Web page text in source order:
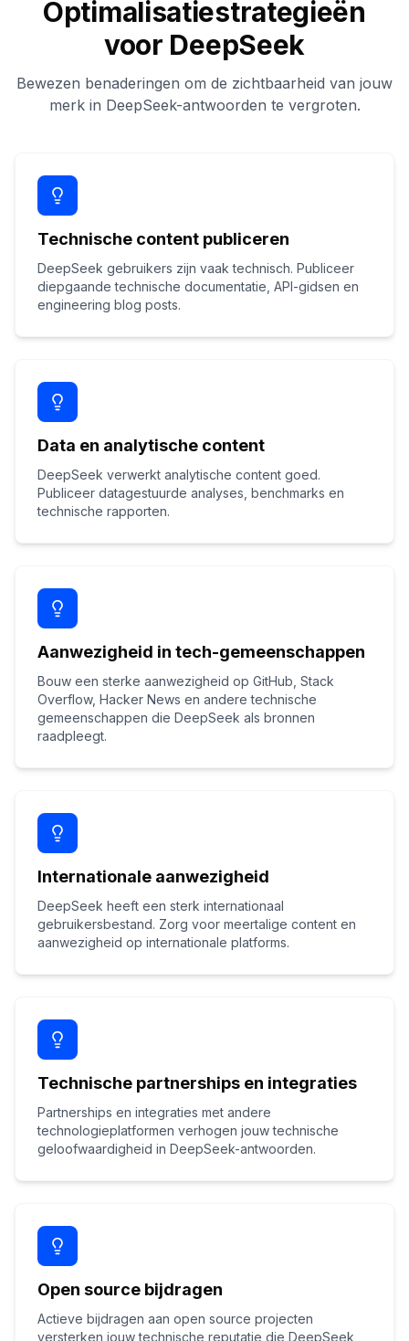
Optimalisatiestrategieën
voor DeepSeek
Bewezen benaderingen om de zichtbaarheid van jouw
merk in DeepSeek-antwoorden te vergroten.
Technische content publiceren
DeepSeek gebruikers zijn vaak technisch. Publiceer
diepgaande technische documentatie, API-gidsen en
engineering blog posts.
Data en analytische content
DeepSeek verwerkt analytische content goed.
Publiceer datagestuurde analyses, benchmarks en
technische rapporten.
Aanwezigheid in tech-gemeenschappen
Bouw een sterke aanwezigheid op GitHub, Stack
Overflow, Hacker News en andere technische
gemeenschappen die DeepSeek als bronnen
raadpleegt.
Internationale aanwezigheid
DeepSeek heeft een sterk internationaal
gebruikersbestand. Zorg voor meertalige content en
aanwezigheid op internationale platforms.
Technische partnerships en integraties
Partnerships en integraties met andere
technologieplatformen verhogen jouw technische
geloofwaardigheid in DeepSeek-antwoorden.
Open source bijdragen
Actieve bijdragen aan open source projecten
versterken jouw technische reputatie die DeepSeek